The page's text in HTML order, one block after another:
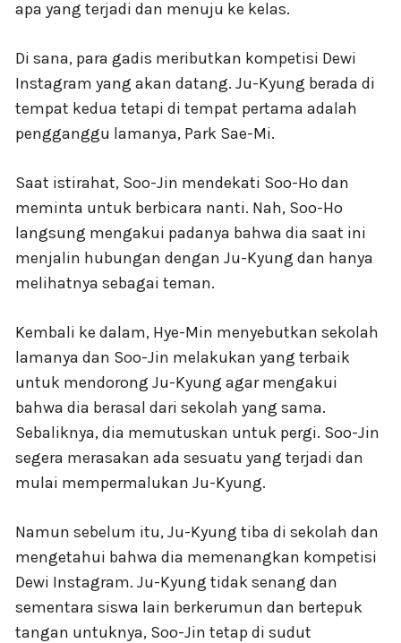
apa yang terjadi dan menuju ke kelas.
Di sana, para gadis meributkan kompetisi Dewi
Instagram yang akan datang. Ju-Kyung berada di
tempat kedua tetapi di tempat pertama adalah
pengganggu lamanya, Park Sae-Mi.
Saat istirahat, Soo-Jin mendekati Soo-Ho dan
meminta untuk berbicara nanti. Nah, Soo-Ho
langsung mengakui padanya bahwa dia saat ini
menjalin hubungan dengan Ju-Kyung dan hanya
melihatnya sebagai teman.
Kembali ke dalam, Hye-Min menyebutkan sekolah
lamanya dan Soo-Jin melakukan yang terbaik
untuk mendorong Ju-Kyung agar mengakui
bahwa dia berasal dari sekolah yang sama.
Sebaliknya, dia memutuskan untuk pergi. Soo-Jin
segera merasakan ada sesuatu yang terjadi dan
mulai mempermalukan Ju-Kyung.
Namun sebelum itu, Ju-Kyung tiba di sekolah dan
mengetahui bahwa dia memenangkan kompetisi
Dewi Instagram. Ju-Kyung tidak senang dan
sementara siswa lain berkerumun dan bertepuk
tangan untuknya, Soo-Jin tetap di sudut